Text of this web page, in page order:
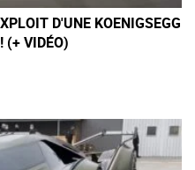
D'UNE KOENIGSEGG
(+ VIDÉO)